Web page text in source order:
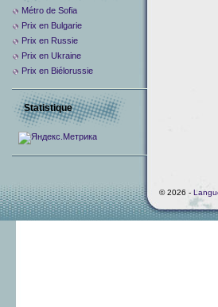
Métro de Sofia
Prix en Bulgarie
Prix ​​en Russie
Prix en Ukraine
Prix en Biélorussie
Statistique
© 2026 -